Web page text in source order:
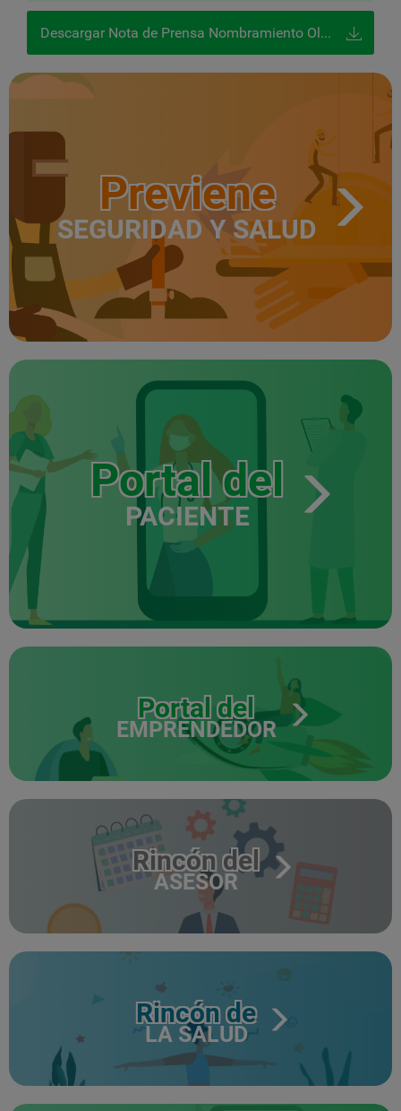
Descargar Nota de Prensa Nombramiento Olvido Arenas como Subdirectora General
Previene
SEGURIDAD Y SALUD
Portal del
PACIENTE
Portal del
EMPRENDEDOR
Rincón del
ASESOR
Rincón de
LA SALUD